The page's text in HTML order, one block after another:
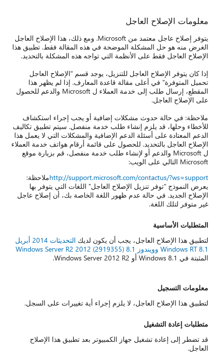
معلومات الإصلاح العاجل
يتوفر إصلاح عاجل معتمد من Microsoft. ومع ذلك، هذا الإصلاح العاجل
الغرض منه هو حل المشكلة الموضحة في هذه المقالة فقط. تطبيق هذا
الإصلاح العاجل فقط على الأنظمة التي تواجه هذه المشكلة بالتحديد.
إذا كان يتوفر الإصلاح العاجل للتنزيل، يوجد قسم "الإصلاح العاجل
تحميل المتوفرة" في أعلى مقالة قاعدة المعارف. إذا لم يظهر هذا
المقطع، إرسال طلب إلى خدمة العملاء ل Microsoft والدعم للحصول
على الإصلاح العاجل.
ملاحظة: في حالة حدوث مشكلات إضافية أو يجب إجراء استكشاف
للأخطاء وحلها، قد يلزم إنشاء طلب خدمة منفصل. سيتم تطبيق تكاليف
الدعم المعتادة على أسئلة الدعم الإضافية والمشكلات التي لا يعمل هذا
الإصلاح العاجل بالتحديد. للحصول على قائمة أرقام هواتف خدمة العملاء
ل Microsoft والدعم أو لإنشاء طلب خدمة منفصل، قم بزيارة موقع
Microsoft التالي على الويب:
http://support.microsoft.com/contactus/?ws=supportملاحظة:
يعرض النموذج "توفر تنزيل الإصلاح العاجل" اللغات التي يتوفر بها
الإصلاح الجديد. في حالة عدم ظهور اللغة الخاصة بك، أن إصلاح عاجل
غير متوفر لتلك اللغة.
المتطلبات الأساسية
لتطبيق هذا الإصلاح العاجل، يجب أن يكون لديك
التحديثات 2014 أبريل
Windows RT 8.1 وويندوز 8.1 Windows Server R2 2012 (2919355)
المثبتة في Windows 8.1 أو Windows Server 2012 R2.
معلومات التسجيل
لتطبيق هذا الإصلاح العاجل، لا يلزم إجراء أية تغييرات على السجل.
متطلبات إعادة التشغيل
قد تضطر إلى إعادة تشغيل جهاز الكمبيوتر بعد تطبيق هذا الإصلاح
العاجل.